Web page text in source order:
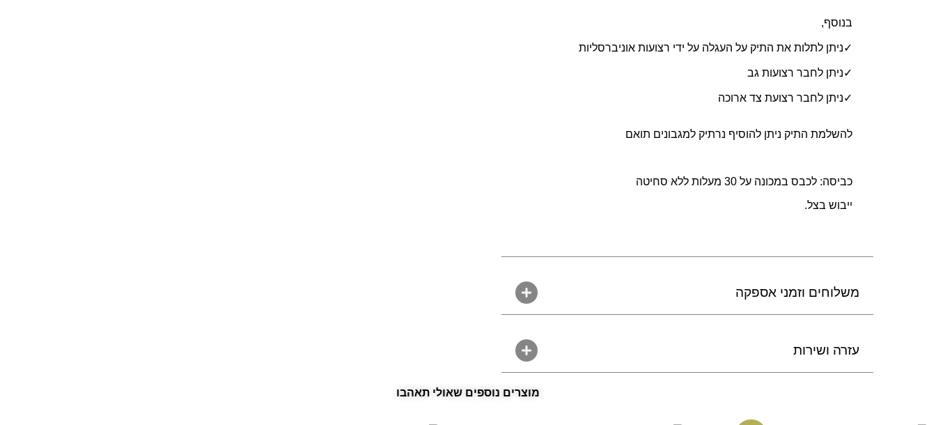
בנוסף,
✓ניתן לתלות את התיק על העגלה על ידי רצועות אוניברסליות
✓ניתן לחבר רצועות גב
✓ניתן לחבר רצועת צד ארוכה
להשלמת התיק ניתן להוסיף נרתיק למגבונים תואם
כביסה: לכבס במכונה על 30 מעלות ללא סחיטה
ייבוש בצל.
משלוחים וזמני אספקה
עזרה ושירות
מוצרים נוספים שאולי תאהבו